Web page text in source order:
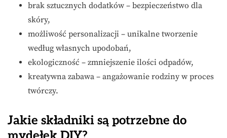
brak sztucznych dodatków – bezpieczeństwo dla
skóry,
możliwość personalizacji – unikalne tworzenie
według własnych upodobań,
ekologiczność – zmniejszenie ilości odpadów,
kreatywna zabawa – angażowanie rodziny w proces
twórczy.
Jakie składniki są potrzebne do